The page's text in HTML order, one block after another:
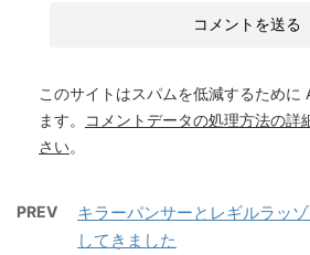
このサイトはスパムを低減するために
ます。
コメントデータの処理方法の詳
さい。
PREV
キラーパンサーとレギルラッ
してきました